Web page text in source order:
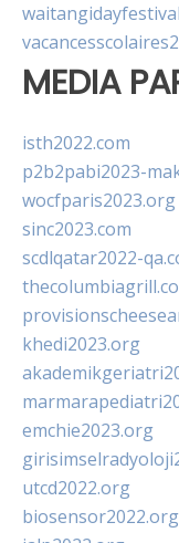
MEDIA
isth2022.com
p2b2pabi2023-
wocfparis2023.org
sinc2023.com
scdlqatar2022-
khedi2023.org
emchie2023.org
utcd2022.org
biosensor2022.org